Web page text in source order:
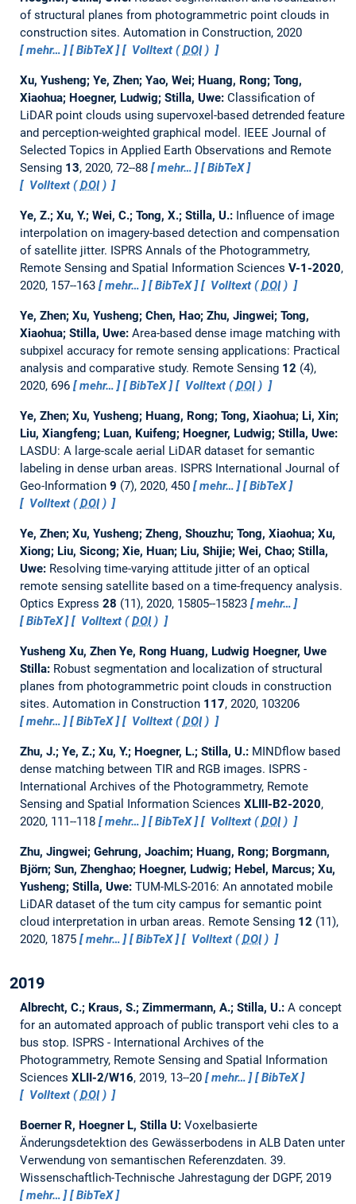
of structural planes from photogrammetric point clouds in
construction sites. Automation in Construction, 2020
mehr…
BibTeX Volltext (DOI)
Xu, Yusheng; Ye, Zhen; Yao, Wei; Huang, Rong; Tong,
Xiaohua; Hoegner, Ludwig; Stilla, Uwe: Classification of
LiDAR point clouds using supervoxel-based detrended feature
and perception-weighted graphical model. IEEE Journal of
Selected Topics in Applied Earth Observations and Remote
Sensing 13, 2020, 72--88 mehr…
BibTeX
Volltext (DOI)
Ye, Z.; Xu, Y.; Wei, C.; Tong, X.; Stilla, U.: Influence of image
interpolation on imagery-based detection and compensation
of satellite jitter. ISPRS Annals of the Photogrammetry,
Remote Sensing and Spatial Information Sciences V-1-2020,
2020, 157--163
mehr… BibTeX Volltext (DOI)
Ye, Zhen; Xu, Yusheng; Chen, Hao; Zhu, Jingwei; Tong,
Xiaohua; Stilla, Uwe: Area-based dense image matching with
subpixel accuracy for remote sensing applications: Practical
analysis and comparative study. Remote Sensing 12 (4),
2020, 696
mehr… BibTeX Volltext (DOI)
Ye, Zhen; Xu, Yusheng; Huang, Rong; Tong, Xiaohua; Li, Xin;
Liu, Xiangfeng; Luan, Kuifeng; Hoegner, Ludwig; Stilla, Uwe:
LASDU: A large-scale aerial LiDAR dataset for semantic
labeling in dense urban areas. ISPRS International Journal of
Geo-Information 9 (7), 2020, 450 mehr…
BibTeX
Volltext (DOI)
Ye, Zhen; Xu, Yusheng; Zheng, Shouzhu; Tong, Xiaohua; Xu,
Xiong; Liu, Sicong; Xie, Huan; Liu, Shijie; Wei, Chao; Stilla,
Uwe: Resolving time-varying attitude jitter of an optical
remote sensing satellite based on a time-frequency analysis.
Optics Express 28 (11), 2020, 15805--15823
mehr…
BibTeX
Volltext (DOI)
Yusheng Xu, Zhen Ye, Rong Huang, Ludwig Hoegner, Uwe
Stilla: Robust segmentation and localization of structural
planes from photogrammetric point clouds in construction
sites. Automation in Construction 117, 2020, 103206
mehr…
BibTeX Volltext (DOI)
Zhu, J.; Ye, Z.; Xu, Y.; Hoegner, L.; Stilla, U.: MINDflow based
dense matching between TIR and RGB images. ISPRS -
International Archives of the Photogrammetry, Remote
Sensing and Spatial Information Sciences XLIII-B2-2020,
2020, 111--118
mehr… BibTeX Volltext (DOI)
Zhu, Jingwei; Gehrung, Joachim; Huang, Rong; Borgmann,
Björn; Sun, Zhenghao; Hoegner, Ludwig; Hebel, Marcus; Xu,
Yusheng; Stilla, Uwe: TUM-MLS-2016: An annotated mobile
LiDAR dataset of the tum city campus for semantic point
cloud interpretation in urban areas. Remote Sensing 12 (11),
2020, 1875
mehr… BibTeX Volltext (DOI)
2019
Albrecht, C.; Kraus, S.; Zimmermann, A.; Stilla, U.: A concept
for an automated approach of public transport vehi cles to a
bus stop. ISPRS - International Archives of the
Photogrammetry, Remote Sensing and Spatial Information
Sciences XLII-2/W16, 2019, 13--20 mehr…
BibTeX
Volltext (DOI)
Boerner R, Hoegner L, Stilla U: Voxelbasierte
Änderungsdetektion des Gewässerbodens in ALB Daten unter
Verwendung von semantischen Referenzdaten. 39.
Wissenschaftlich-Technische Jahrestagung der DGPF, 2019
mehr…
BibTeX